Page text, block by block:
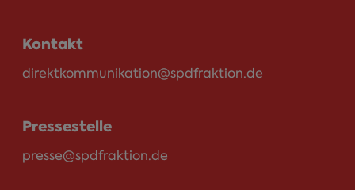
Kontakt
direktkommunikation@spdfraktion.de
Pressestelle
presse@spdfraktion.de